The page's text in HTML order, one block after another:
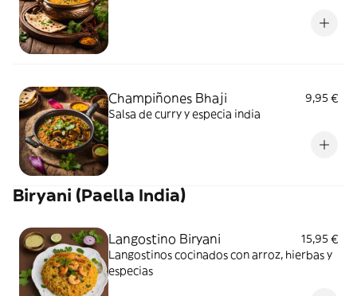
Champiñones Bhaji
9,95 €
Salsa de curry y especia india
Biryani (Paella India)
Langostino Biryani
15,95 €
Langostinos cocinados con arroz, hierbas y
especias